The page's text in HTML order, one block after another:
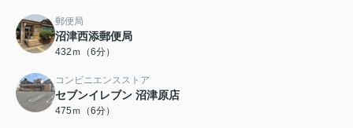
郵便局
沼津西添郵便局
432ｍ（6分）
コンビニエンスストア
セブンイレブン 沼津原店
475ｍ（6分）